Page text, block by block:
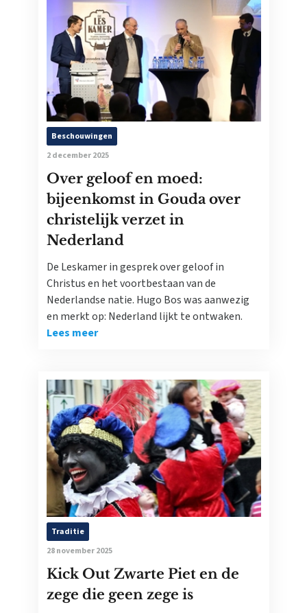
Beschouwingen
2 december 2025
Over geloof en moed:
bijeenkomst in Gouda over
christelijk verzet in
Nederland
De Leskamer in gesprek over geloof in
Christus en het voortbestaan van de
Nederlandse natie. Hugo Bos was aanwezig
en merkt op: Nederland lijkt te ontwaken.
Lees meer
Traditie
28 november 2025
Kick Out Zwarte Piet en de
zege die geen zege is